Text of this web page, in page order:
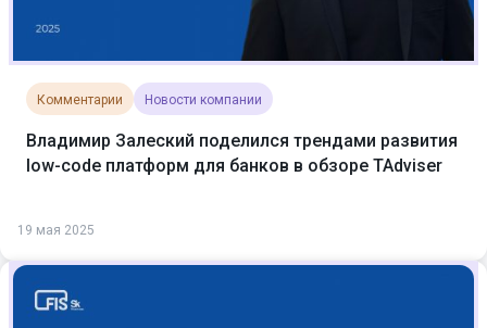
Комментарии Новости компании
Владимир Залеский поделился трендами развития
low-code платформ для банков в обзоре TAdviser
19 мая 2025